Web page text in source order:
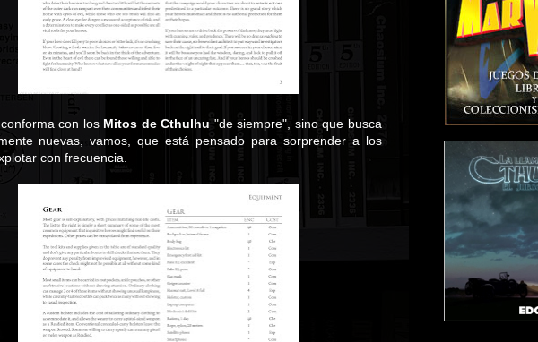
con losMitos de Cthulhu "de siempre", sino que busca
nuevas, vamos, que está pensado para sorprender a los
con frecuencia.